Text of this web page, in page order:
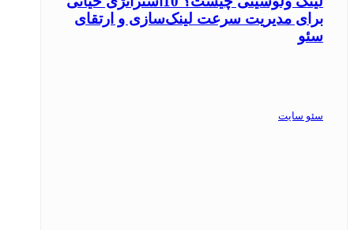
برای مدیریت سرعت لینک‌سازی و ارتقای
سئو
سئو سایت